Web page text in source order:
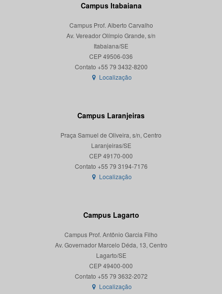
Campus Itabaiana
Campus Prof. Alberto Carvalho
Av. Vereador Olímpio Grande, s/n
Itabaiana/SE
CEP 49506-036
Localização
Campus Laranjeiras
Praça Samuel de Oliveira, s/n, Centro
Laranjeiras/SE
CEP 49170-000
Localização
Campus Lagarto
Campus Prof. Antônio Garcia Filho
Av. Governador Marcelo Déda, 13, Centro
Lagarto/SE
CEP 49400-000
Localização